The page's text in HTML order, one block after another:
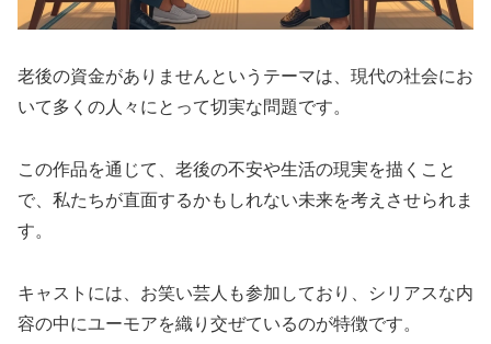
老後の資金がありませんというテーマは、現代の社会にお
いて多くの人々にとって切実な問題です。
この作品を通じて、老後の不安や生活の現実を描くこと
で、私たちが直面するかもしれない未来を考えさせられま
す。
キャストには、お笑い芸人も参加しており、シリアスな内
容の中にユーモアを織り交ぜているのが特徴です。